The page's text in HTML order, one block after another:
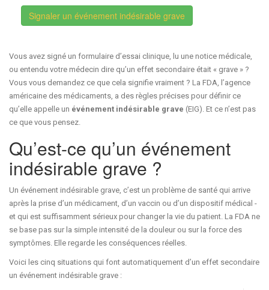
Signaler un événement indésirable grave
Vous avez signé un formulaire d’essai clinique, lu une notice médicale,
ou entendu votre médecin dire qu’un effet secondaire était « grave » ?
Vous vous demandez ce que cela signifie vraiment ? La FDA, l’agence
américaine des médicaments, a des règles précises pour définir ce
qu’elle appelle un événement indésirable grave (EIG). Et ce n’est pas
ce que vous pensez.
Qu’est-ce qu’un événement
indésirable grave ?
Un événement indésirable grave, c’est un problème de santé qui arrive
après la prise d’un médicament, d’un vaccin ou d’un dispositif médical -
et qui est suffisamment sérieux pour changer la vie du patient. La FDA ne
se base pas sur la simple intensité de la douleur ou sur la force des
symptômes. Elle regarde les conséquences réelles.
Voici les cinq situations qui font automatiquement d’un effet secondaire
un événement indésirable grave :